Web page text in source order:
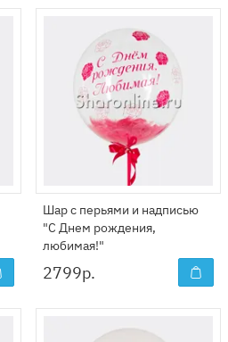
Шар с перьями и надписью
"С Днем рождения,
любимая!"
2799р.